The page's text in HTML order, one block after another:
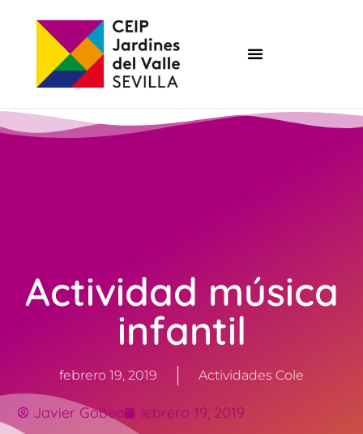
Actividad música
infantil
febrero 19, 2019 Actividades Cole
Javier Gobea febrero 19, 2019